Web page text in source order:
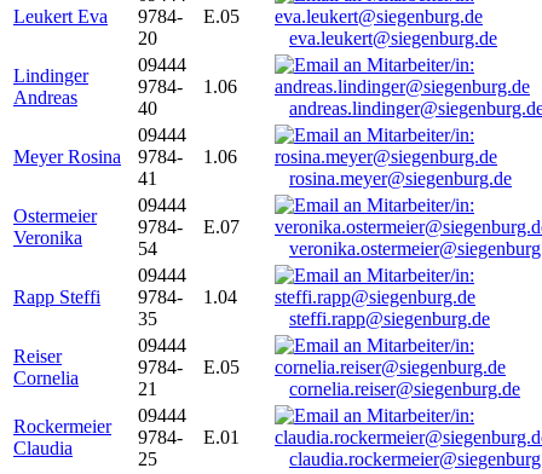
Leukert Eva
9784-
20
E.05
eva.leukert@siegenburg.de
Lindinger
Andreas
09444
9784-
40
1.06
Meyer Rosina
09444
9784-
41
1.06
rosina.meyer@siegenburg.de
Ostermeier
Veronika
09444
9784-
54
E.07
Rapp Steffi
09444
9784-
35
1.04
steffi.rapp@siegenburg.de
Reiser
Cornelia
09444
9784-
21
E.05
cornelia.reiser@siegenburg.de
Rockermeier
Claudia
09444
9784-
25
E.01